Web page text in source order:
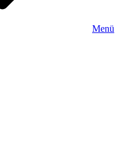
Menü